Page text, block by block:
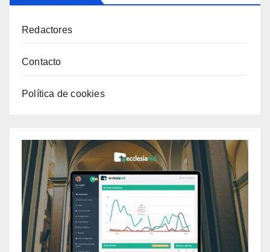
Redactores
Contacto
Política de cookies